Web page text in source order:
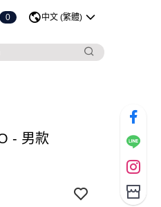
0 中文 (繁體)
- 男款